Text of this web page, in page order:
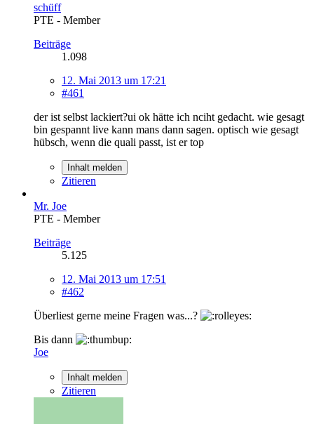
schüff
PTE - Member
Beiträge
1.098
12. Mai 2013 um 17:21
#461
der ist selbst lackiert?ui ok hätte ich nciht gedacht. wie gesagt
bin gespannt live kann mans dann sagen. optisch wie gesagt
hübsch, wenn die quali passt, ist er top
Inhalt melden
Zitieren
Mr. Joe
PTE - Member
Beiträge
5.125
12. Mai 2013 um 17:51
#462
Überliest gerne meine Fragen was...?
Bis dann
Joe
Inhalt melden
Zitieren